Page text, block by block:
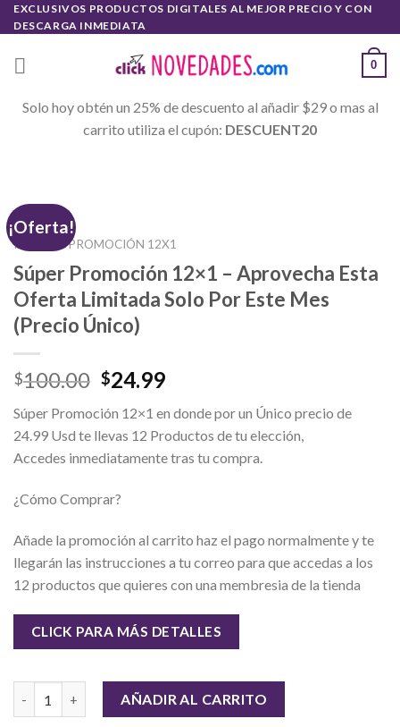
Skip
to
content
EXCLUSIVOS PRODUCTOS DIGITALES AL MEJOR PRECIO Y CON
DESCARGA INMEDIATA
0
Solo hoy obtén un 25% de descuento al añadir $29 o mas al
carrito utiliza el cupón: DESCUENT20
¡Oferta!
INICIO PROMOCIÓN 12X1
Súper Promoción 12×1 – Aprovecha Esta
Oferta Limitada Solo Por Este Mes
(Precio Único)
$100.00 $24.99
Súper Promoción 12×1 en donde por un Único precio de
24.99 Usd te llevas 12 Productos de tu elección,
Accedes inmediatamente tras tu compra.
¿Cómo Comprar?
Añade la promoción al carrito haz el pago normalmente y te
llegarán las instrucciones a tu correo para que accedas a los
12 productos que quieres con una membresia de la tienda
CLICK PARA MÁS DETALLES
AÑADIR AL CARRITO